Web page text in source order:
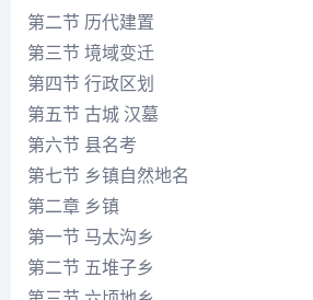
第二节 历代建置
第三节 境域变迁
第四节 行政区划
第五节 古城 汉墓
第六节 县名考
第七节 乡镇自然地名
第二章 乡镇
第一节 马太沟乡
第二节 五堆子乡